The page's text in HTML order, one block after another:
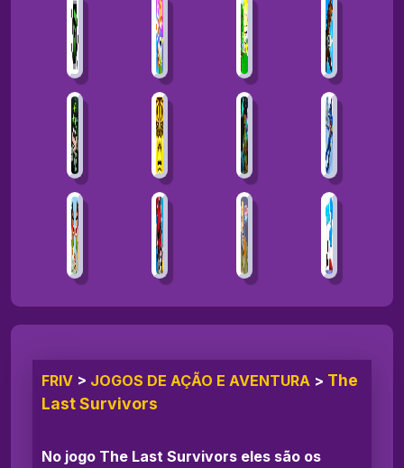
FRIV > JOGOS DE AÇÃO E AVENTURA > The
Last Survivors
No jogo The Last Survivors eles são os